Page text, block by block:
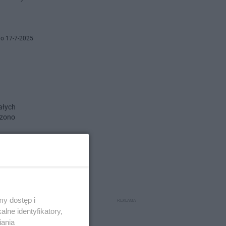
17-7-2025
1:0 z
dostęp i
identyfikatory,